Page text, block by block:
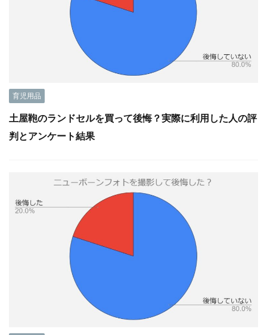
育児用品
土屋鞄のランドセルを買って後悔？実際に利用した人の評
判とアンケート結果